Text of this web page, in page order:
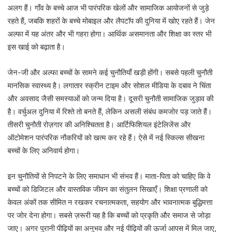
अलग हैं। गाँव के बच्चे आज भी पारंपरिक खेलों और सामाजिक आयोजनों से जुड़े
रहते हैं, जबकि शहरों के बच्चे मोबाइल और लैपटॉप की दुनिया में खोए रहते हैं। जेन
अल्फा में यह अंतर और भी गहरा होगा। आर्थिक असमानता और शिक्षा का स्तर भी
इस खाई को बढ़ाता है।
जेन-जी और अल्फा बच्चों के सामने कई चुनौतियाँ खड़ी होंगी। सबसे पहली चुनौती
मानसिक स्वास्थ्य है। लगातार स्क्रीन टाइम और सोशल मीडिया के दबाव ने चिंता
और अवसाद जैसी समस्याओं को जन्म दिया है। दूसरी चुनौती सामाजिक जुड़ाव की
है। वर्चुअल दुनिया में रिश्ते तो बनते हैं, लेकिन असली संबंध कमजोर पड़ जाते हैं।
तीसरी चुनौती रोज़गार की अनिश्चितता है। आर्टिफिशियल इंटेलिजेंस और
ऑटोमेशन पारंपरिक नौकरियों को खत्म कर रहे हैं। ऐसे में नई स्किल्स सीखना
बच्चों के लिए अनिवार्य होगा।
इन चुनौतियों से निपटने के लिए समाधान भी संभव हैं। माता-पिता को चाहिए कि वे
बच्चों को डिजिटल और वास्तविक जीवन का संतुलन सिखाएँ। शिक्षा प्रणाली को
केवल अंकों तक सीमित न रखकर रचनात्मकता, सहयोग और भावनात्मक बुद्धिमत्ता
पर जोर देना होगा। सबसे ज़रूरी यह है कि बच्चों को प्रकृति और समाज से जोड़ा
जाए। अगर पुरानी पीढ़ियों का अनुभव और नई पीढ़ियों की ऊर्जा आपस में मिल जाए,